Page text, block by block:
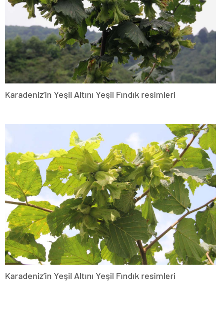
Karadeniz’in Yeşil Altını Yeşil Fındık resimleri
Karadeniz’in Yeşil Altını Yeşil Fındık resimleri